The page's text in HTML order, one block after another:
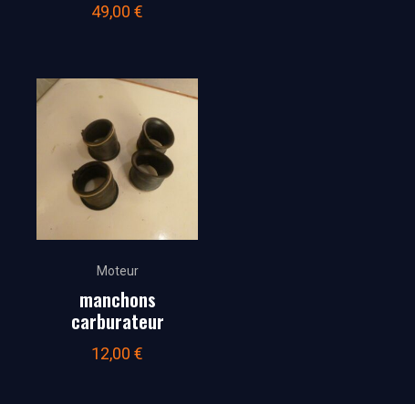
49,00€
Moteur
manchons
carburateur
12,00€